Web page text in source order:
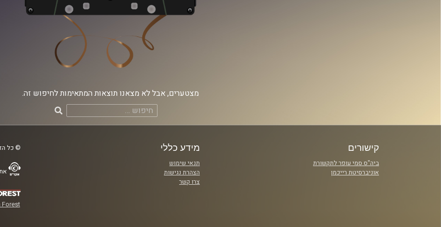
מצטערים, אבל לא מצאנו תוצאות המתאימות לחיפוש זה.
חיפוש:
קישורים
ביה"ס סמי עופר לתקשורת
אוניברסיטת רייכמן
מידע כללי
תנאי שימוש
הצהרת נגישות
צרו קשר
© כל
Forest